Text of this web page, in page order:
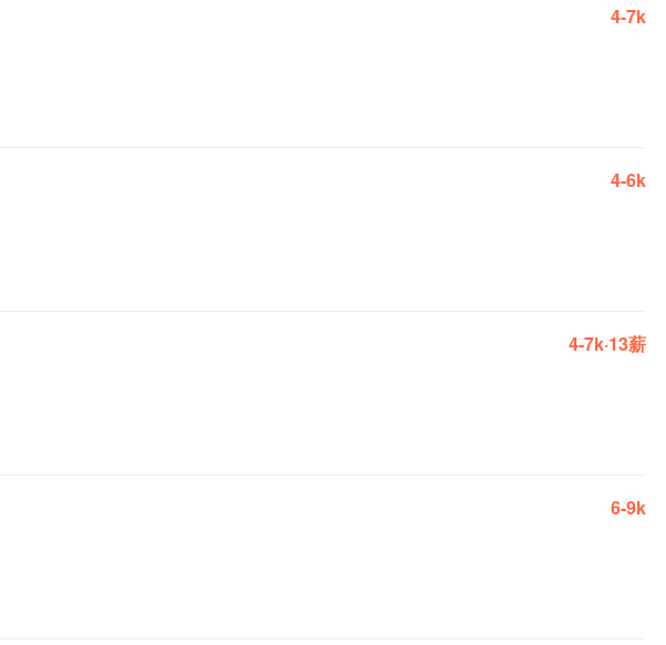
4-7k
4-6k
4-7k·13薪
6-9k